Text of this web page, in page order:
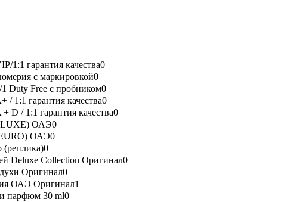
гарантия качества0
с маркировкой0
Duty Free с пробником0
1:1 гарантия качества0
/ 1:1 гарантия качества0
ОАЭ0
ОАЭ0
0
Deluxe Collection Оригинал0
Оригинал0
ОАЭ Оригинал1
парфюм 30 ml0